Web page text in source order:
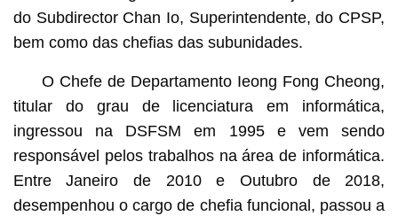
do Subdirector Chan Io, Superintendente, do CPSP,
bem como das chefias das subunidades.
O Chefe de Departamento Ieong Fong Cheong,
titular do grau de licenciatura em informática,
ingressou na DSFSM em 1995 e vem sendo
responsável pelos trabalhos na área de informática.
Entre Janeiro de 2010 e Outubro de 2018,
desempenhou o cargo de chefia funcional, passou a